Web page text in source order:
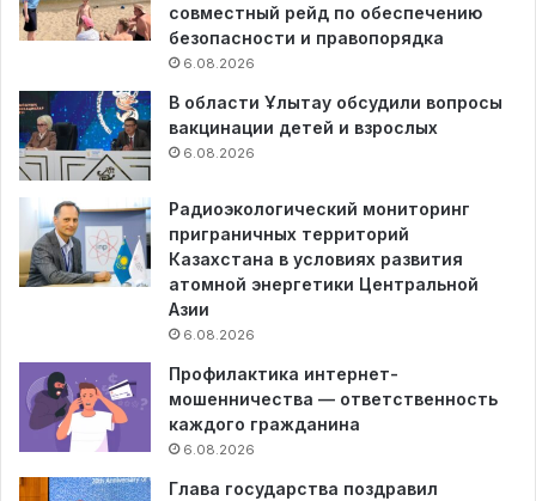
совместный рейд по обеспечению
безопасности и правопорядка
6.08.2026
В области Ұлытау обсудили вопросы
вакцинации детей и взрослых
6.08.2026
Радиоэкологический мониторинг
приграничных территорий
Казахстана в условиях развития
атомной энергетики Центральной
Азии
6.08.2026
Профилактика интернет-
мошенничества — ответственность
каждого гражданина
6.08.2026
Глава государства поздравил